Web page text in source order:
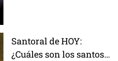
Santoral de HOY:
¿Cuáles son los santos